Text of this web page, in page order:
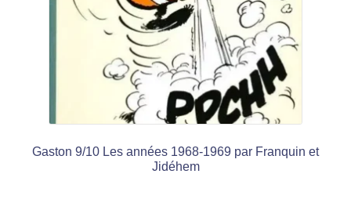
Gaston 9/10 Les années 1968-1969 par Franquin et
Jidéhem